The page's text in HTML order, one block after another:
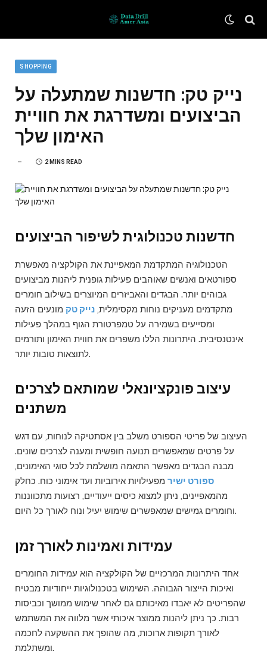
SHOPPING
נייק טק: חדשנות שמתעלה על
הביצועים ומשדרגת את חוויית
האימון שלך
2 MINS READ
חדשנות טכנולוגית לשיפור הביצועים
הטכנולוגיה המתקדמת המאפיינת את הקולקציה מאפשרת
ספורטאים ואנשים שאוהבים פעילות גופנית ליהנות מביצועים
גבוהים יותר. הבגדים והאביזרים המיוצרים בשילוב חומרים
מתקדמים מעניקים נוחות מקסימלית, נייק טק מונעים הזעה
ומסייעים בשמירה על טמפרטורת הגוף במהלך פעילות
אינטנסיבית. היתרונות הללו משפרים את חווית האימון ותורמים
לתוצאות טובות יותר.
עיצוב פונקציונאלי שמותאם לצרכים
משתנים
העיצוב של פריטי הספורט משלב בין אסתטיקה לנוחות, עם דגש
על פרטים שמאפשרים תנועה חופשית ומענה לצרכים שונים.
מבנה הבגדים מאפשר התאמה מושלמת לכל סוגי האימונים,
ספורט ישיר מפעילויות אירוביות ועד אימוני כוח. כחלק
מהמאפיינים, ניתן למצוא כיסים ייעודיים, רצועות מתכווננות
וחומרים גמישים שמאפשרים שימוש יעיל ונוח לאורך כל היום.
עמידות ואמינות לאורך זמן
אחד היתרונות המרכזיים של הקולקציה הוא עמידות החומרים
ואיכות הייצור הגבוהה. השימוש בטכנולוגיות ייחודיות מבטיח
שהפריטים לא יאבדו מאיכותם גם לאחר שימוש ממושך וכביסות
רבות. כך ניתן ליהנות ממוצר איכותי אשר מלווה את המשתמש
לאורך תקופות ארוכות, מה שהופך את ההשקעה לחכמה
ומשתלמת.